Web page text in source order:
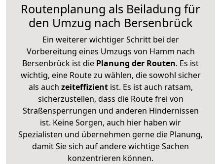
Routenplanung als Beiladung für
den Umzug nach Bersenbrück
Ein weiterer wichtiger Schritt bei der
Vorbereitung eines Umzugs von Hamm nach
Bersenbrück ist die Planung der Routen. Es ist
wichtig, eine Route zu wählen, die sowohl sicher
als auch zeiteffizientist. Es ist auch ratsam,
sicherzustellen, dass die Route frei von
Straßensperrungen und anderen Hindernissen
ist. Keine Sorgen, auch hier haben wir
Spezialisten und übernehmen gerne die Planung,
damit Sie sich auf andere wichtige Sachen
konzentrieren können.